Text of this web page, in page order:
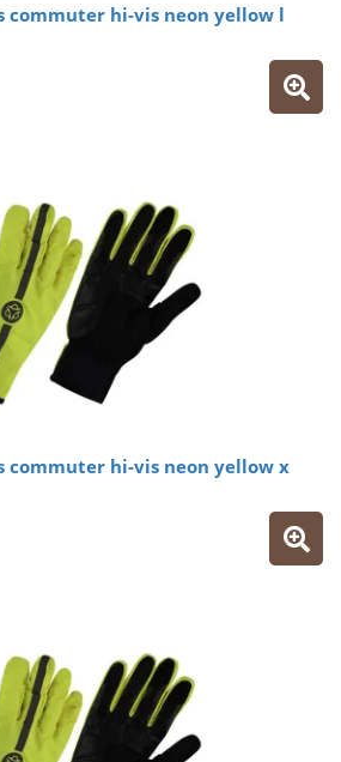
commuter hi-vis neon yellow l
commuter hi-vis neon yellow x